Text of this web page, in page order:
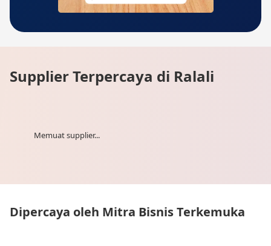
Supplier Terpercaya di Ralali
Memuat supplier...
Dipercaya oleh Mitra Bisnis Terkemuka